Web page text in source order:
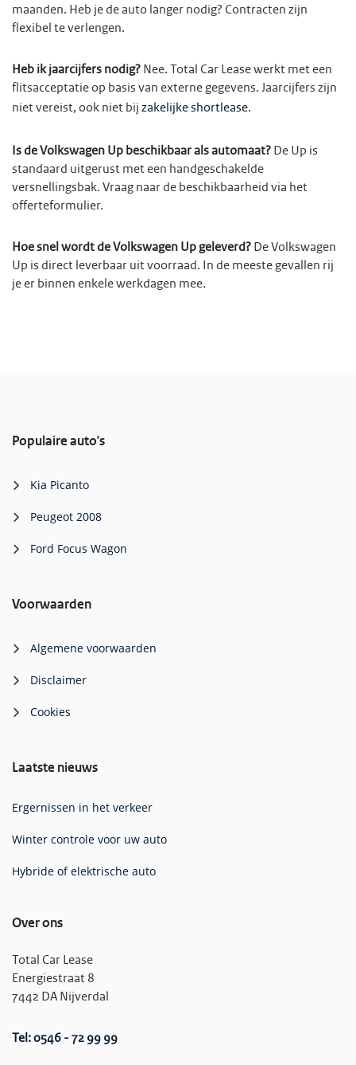
maanden. Heb je de auto langer nodig? Contracten zijn
flexibel te verlengen.
Heb ik jaarcijfers nodig? Nee. Total Car Lease werkt met een
flitsacceptatie op basis van externe gegevens. Jaarcijfers zijn
niet vereist, ook niet bij zakelijke shortlease.
Is de Volkswagen Up beschikbaar als automaat? De Up is
standaard uitgerust met een handgeschakelde
versnellingsbak. Vraag naar de beschikbaarheid via het
offerteformulier.
Hoe snel wordt de Volkswagen Up geleverd? De Volkswagen
Up is direct leverbaar uit voorraad. In de meeste gevallen rij
je er binnen enkele werkdagen mee.
Populaire auto's
Kia Picanto
Peugeot 2008
Ford Focus Wagon
Voorwaarden
Algemene voorwaarden
Disclaimer
Cookies
Laatste nieuws
Ergernissen in het verkeer
Winter controle voor uw auto
Hybride of elektrische auto
Over ons
Total Car Lease
Energiestraat 8
7442 DA Nijverdal
Tel: 0546 - 72 99 99